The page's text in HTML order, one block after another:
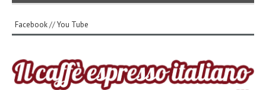
Facebook//You Tube